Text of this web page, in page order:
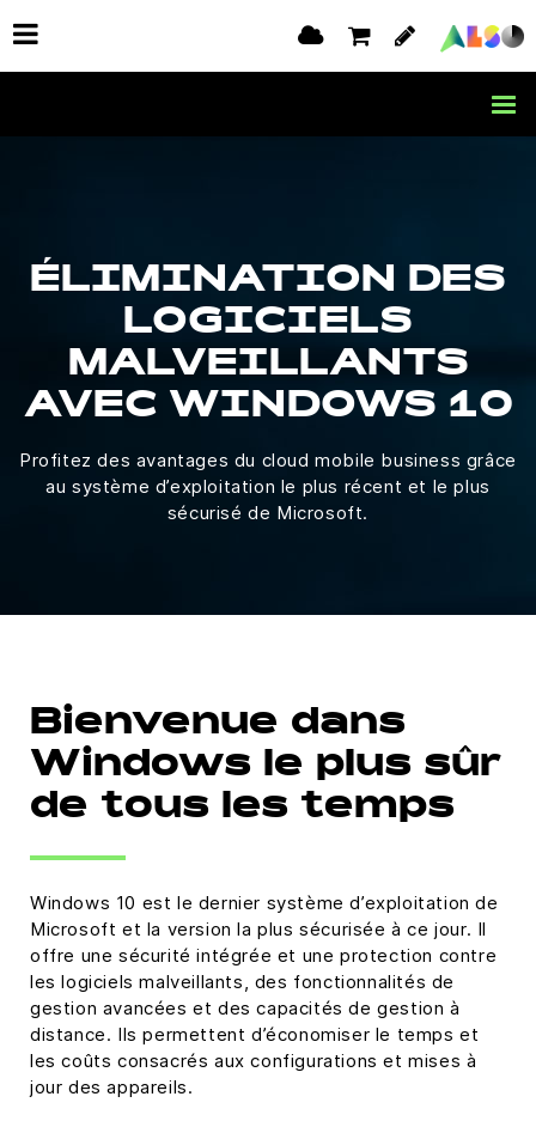
ÉLIMINATION DES
LOGICIELS
MALVEILLANTS
AVEC WINDOWS 10
Profitez des avantages du cloud mobile business grâce
au système d’exploitation le plus récent et le plus
sécurisé de Microsoft.
Bienvenue dans
Windows le plus sûr
de tous les temps
Windows 10 est le dernier système d’exploitation de
Microsoft et la version la plus sécurisée à ce jour. Il
offre une sécurité intégrée et une protection contre
les logiciels malveillants, des fonctionnalités de
gestion avancées et des capacités de gestion à
distance. Ils permettent d’économiser le temps et
les coûts consacrés aux configurations et mises à
jour des appareils.